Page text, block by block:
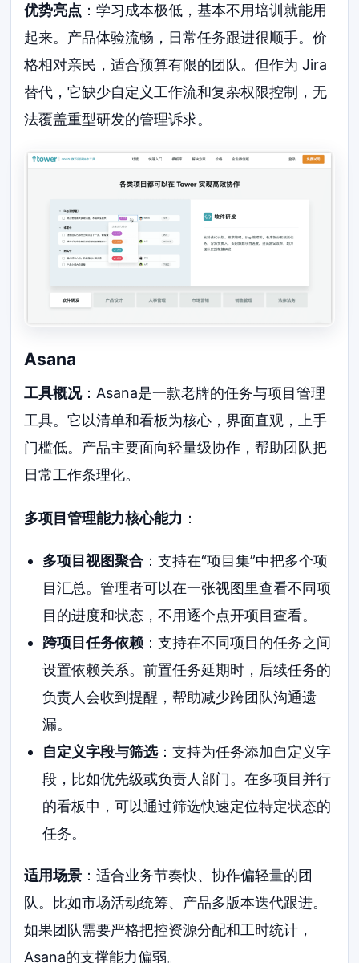
优势亮点 ：学习成本极低，基本不用培训就能用
起来。产品体验流畅，日常任务跟进很顺手。价
格相对亲民，适合预算有限的团队。但作为 Jira
替代，它缺少自定义工作流和复杂权限控制，无
法覆盖重型研发的管理诉求。
Asana
工具概况：Asana是一款老牌的任务与项目管理
工具。它以清单和看板为核心，界面直观，上手
门槛低。产品主要面向轻量级协作，帮助团队把
日常工作条理化。
多项目管理能力核心能力 ：
多项目视图聚合：支持在“项目集”中把多个项
目汇总。管理者可以在一张视图里查看不同项
目的进度和状态，不用逐个点开项目查看。
跨项目任务依赖：支持在不同项目的任务之间
设置依赖关系。前置任务延期时，后续任务的
负责人会收到提醒，帮助减少跨团队沟通遗
漏。
自定义字段与筛选：支持为任务添加自定义字
段，比如优先级或负责人部门。在多项目并行
的看板中，可以通过筛选快速定位特定状态的
任务。
适用场景 ：适合业务节奏快、协作偏轻量的团
队。比如市场活动统筹、产品多版本迭代跟进。
如果团队需要严格把控资源分配和工时统计，
Asana的支撑能力偏弱。